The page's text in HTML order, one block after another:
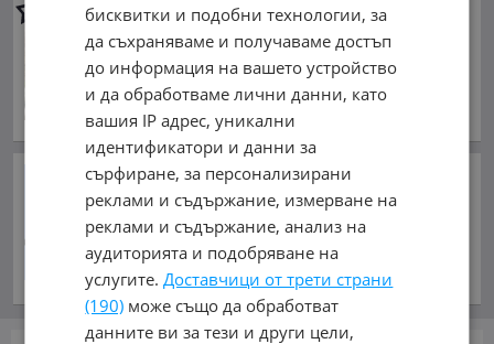
Suzuki Grand vitara
5 000 €
9 779.15 лв.
май 2002 г., Бензинов
обл. Ловеч, с. Дренов
Букурещ: Румънската армия
анализира възможностите
си за бързо
идентифициране и сваляне
на дронове
преди 27 минути
бисквитки и подобни технологии, за
да съхраняваме и получаваме достъп
до информация на вашето устройство
и да обработваме лични данни, като
вашия IP адрес, уникални
идентификатори и данни за
сърфиране, за персонализирани
реклами и съдържание, измерване на
реклами и съдържание, анализ на
аудиторията и подобряване на
услугите.Доставчици от трети страни
(190) може също да обработват
данните ви за тези и други цели,